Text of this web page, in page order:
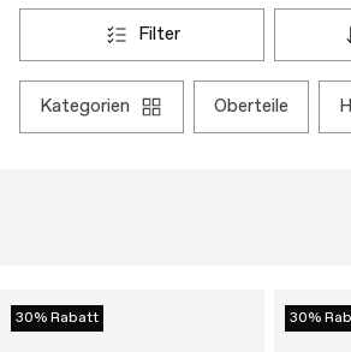
filter
kategorien oberteile
30% Rabatt 30%